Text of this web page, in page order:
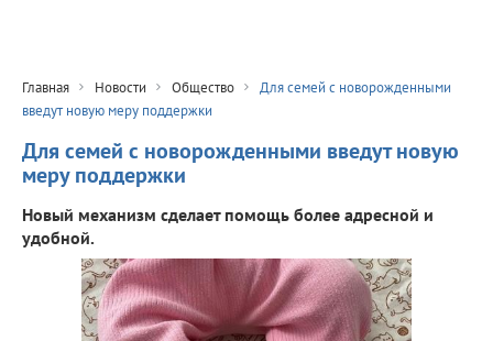
Главная Новости Общество
Для семей с новорожденными
введут новую меру поддержки
Для семей с новорожденными введут новую
меру поддержки
Новый механизм сделает помощь более адресной и
удобной.